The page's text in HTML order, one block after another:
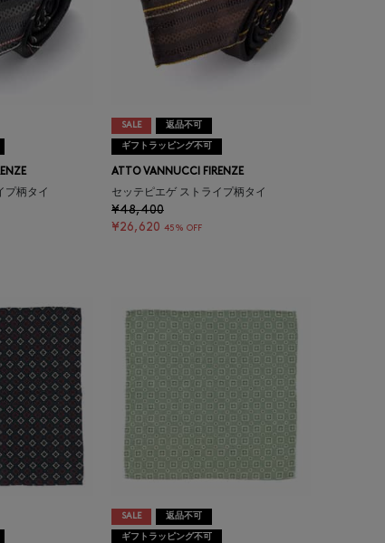
プ柄タイ
SALE 返品不可
ギフトラッピング不可
ATTO VANNUCCI FIRENZE
セッテピエゲ ストライプ柄タイ
¥48,400
¥26,620 45% OFF
SALE 返品不可
ギフトラッピング不可